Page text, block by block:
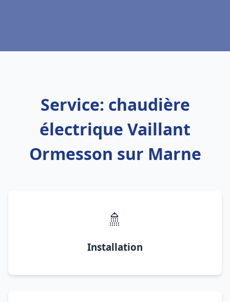
Service: chaudière
électrique Vaillant
Ormesson sur Marne
🚿
Installation